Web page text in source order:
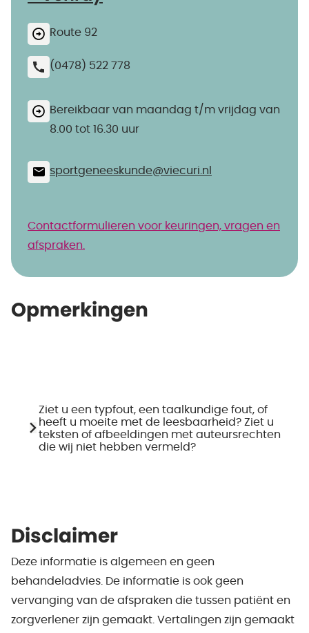
Route 92
(0478) 522 778
Bereikbaar van maandag t/m vrijdag van
8.00 tot 16.30 uur
sportgeneeskunde@​viecuri.nl
Contactformulieren voor keuringen, vragen en
afspraken.
Opmerkingen
Ziet u een typfout, een taalkundige fout, of
heeft u moeite met de leesbaarheid? Ziet u
teksten of afbeeldingen met auteursrechten
die wij niet hebben vermeld?
Disclaimer
Deze informatie is algemeen en geen
behandeladvies. De informatie is ook geen
vervanging van de afspraken die tussen patiënt en
zorgverlener zijn gemaakt. Vertalingen zijn gemaakt